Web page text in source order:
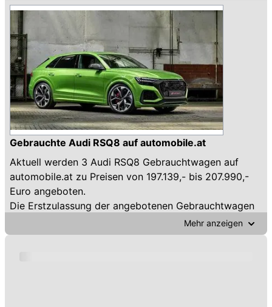
Gebrauchte Audi RSQ8 auf automobile.at
Aktuell werden 3 Audi RSQ8 Gebrauchtwagen auf
automobile.at zu Preisen von 197.139,- bis 207.990,-
Euro angeboten.
Die Erstzulassung der angebotenen Gebrauchtwagen
Der Kilometer-Stand der Audi RSQ8 Gebrauchtwagen
Mehr anzeigen